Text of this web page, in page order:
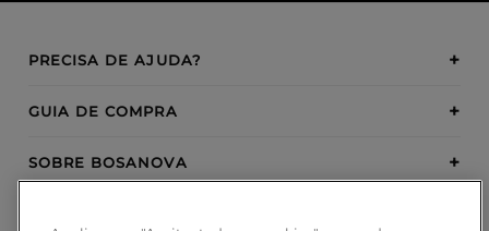
PRECISA DE AJUDA?
GUIA DE COMPRA
SOBRE BOSANOVA